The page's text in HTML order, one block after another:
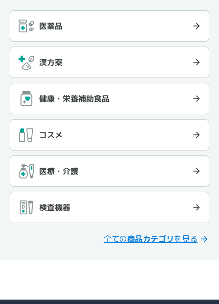
医薬品
漢方薬
健康・栄養補助食品
コスメ
医療・介護
検査機器
全ての商品カテゴリを見る